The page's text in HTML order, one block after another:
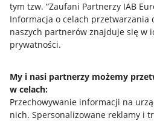
tym tzw. “Zaufani Partnerzy IAB
Informacja o celach przetwarzania
naszych partnerów znajduje się w
prywatności.
My i nasi partnerzy możemy
w celach:
Przechowywanie informacji na
nich. Spersonalizowane reklamy i
Przydatne informacje
Jak to działa
Allegro Gadane dla sprzedających
Allegro Gadane dla kupujących